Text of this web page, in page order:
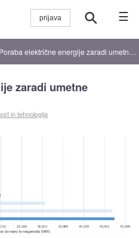
☰
Poraba električne energije zaradi umetne inteligence raste
zaradi umetne
in tehnologija